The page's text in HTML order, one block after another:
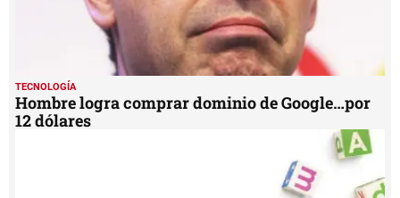
TECNOLOGÍA
Hombre logra comprar dominio de Google…por
12 dólares